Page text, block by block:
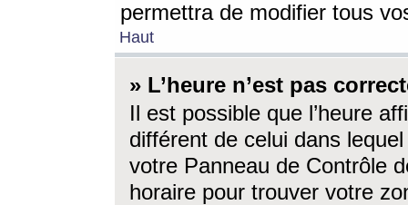
permettra de modifier tous
Haut
» L’heure n’est pas
Il est possible que l’heure
différent de celui dans
votre Panneau de Contrôle
horaire pour trouver votre